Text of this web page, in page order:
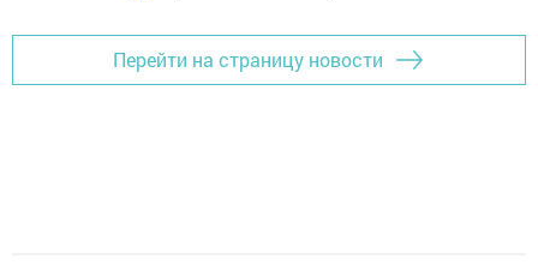
Перейти на страницу новости